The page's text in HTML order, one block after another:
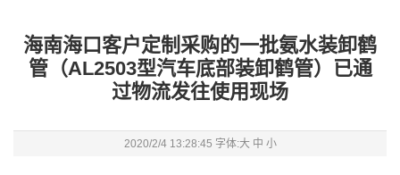
海南海口客户定制采购的一批氨水装卸鹤
管（AL2503型汽车底部装卸鹤管）已通
过物流发往使用现场
2020/2/4 13:28:45 字体:大 中 小